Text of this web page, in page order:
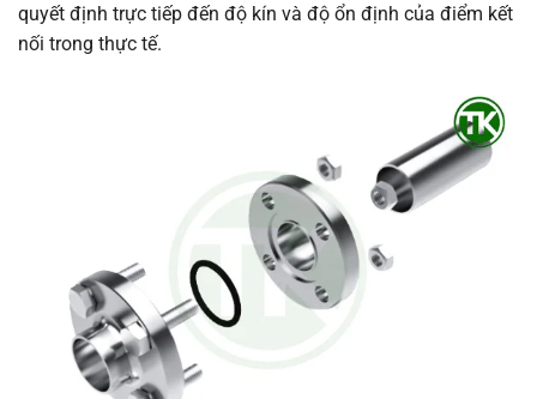
quyết định trực tiếp đến độ kín và độ ổn định của điểm kết
nối trong thực tế.